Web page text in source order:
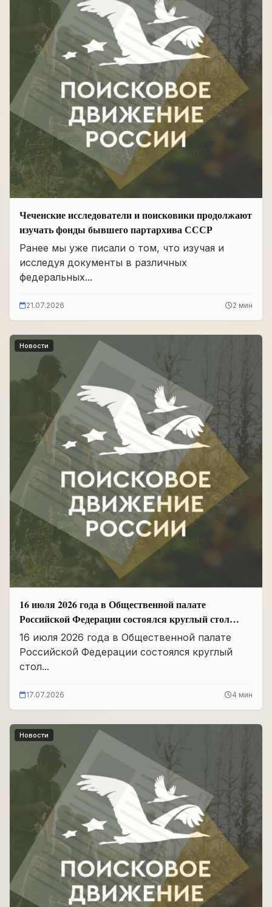
Чеченские исследователи и поисковики продолжают
изучать фонды бывшего партархива СССР
Ранее мы уже писали о том, что изучая и
исследуя документы в различных
федеральных...
21.07.2026 2 мин
Новости
16 июля 2026 года в Общественной палате
Российской Федерации состоялся круглый стол
«Сохранение памяти о Героях подвига
самопожертвования и воспитание...
16 июля 2026 года в Общественной палате
Российской Федерации состоялся круглый
стол...
17.07.2026 4 мин
Новости